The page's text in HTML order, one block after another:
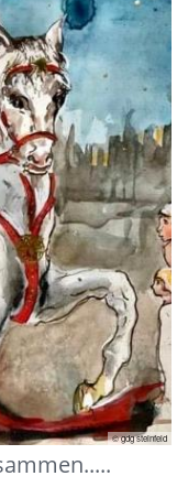
© gdg steinfeld